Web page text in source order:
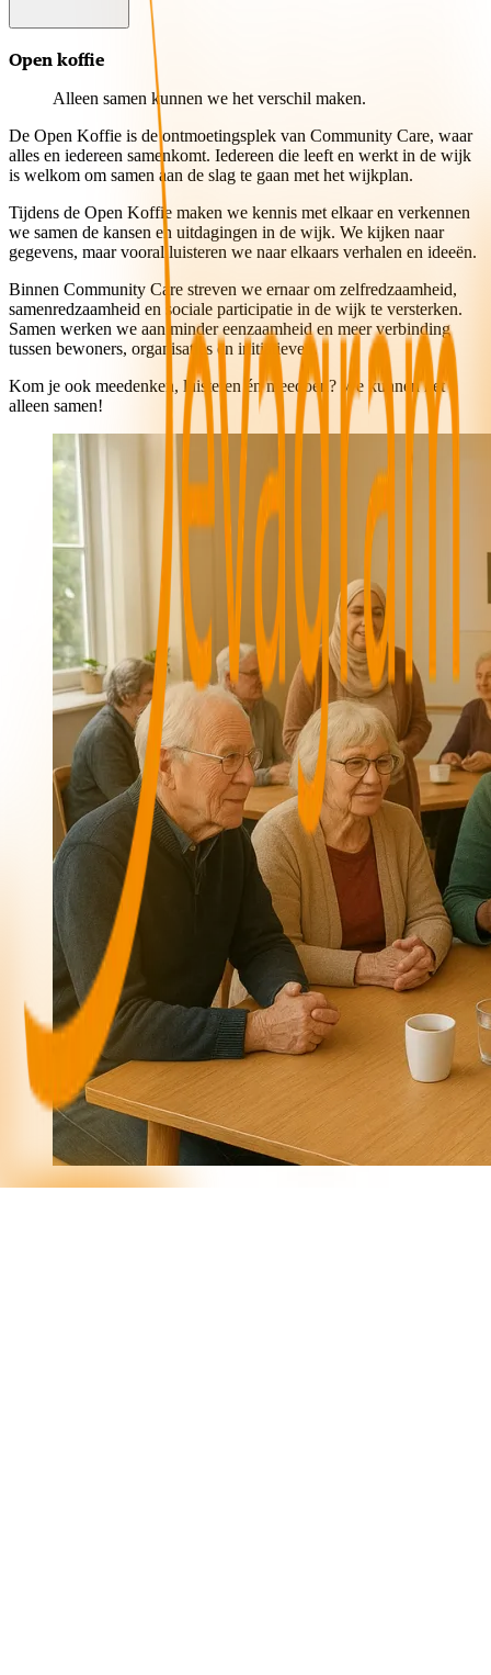
Open koffie
Alleen samen kunnen we het verschil maken.
De Open Koffie is de ontmoetingsplek van Community Care, waar
alles en iedereen samenkomt. Iedereen die leeft en werkt in de wijk
is welkom om samen aan de slag te gaan met het wijkplan.
Tijdens de Open Koffie maken we kennis met elkaar en verkennen
we samen de kansen en uitdagingen in de wijk. We kijken naar
gegevens, maar vooral luisteren we naar elkaars verhalen en ideeën.
Binnen Community Care streven we ernaar om zelfredzaamheid,
samenredzaamheid en sociale participatie in de wijk te versterken.
Samen werken we aan minder eenzaamheid en meer verbinding
tussen bewoners, organisaties en initiatieven.
Kom je ook meedenken, luisteren én meedoen? We kunnen het
alleen samen!